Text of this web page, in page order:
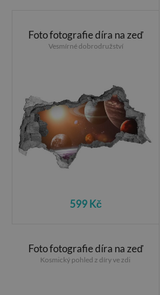
Foto fotografie díra na zeď
Vesmírné dobrodružství
599 Kč
Foto fotografie díra na zeď
Kosmický pohled z díry ve zdi